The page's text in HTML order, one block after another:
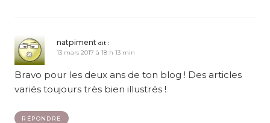
natpiment dit :
13 mars 2017 à 18 h 13 min
Bravo pour les deux ans de ton blog ! Des articles
variés toujours très bien illustrés !
RÉPONDRE